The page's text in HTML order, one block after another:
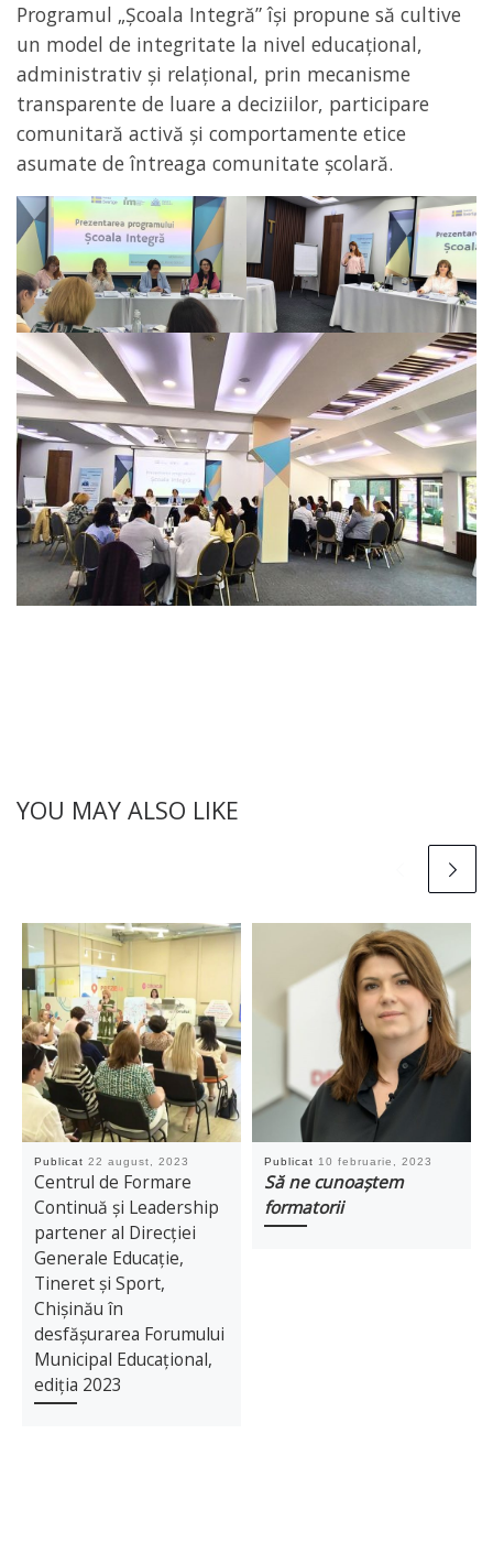
Programul „Școala Integră” își propune să cultive
un model de integritate la nivel educațional,
administrativ și relațional, prin mecanisme
transparente de luare a deciziilor, participare
comunitară activă și comportamente etice
asumate de întreaga comunitate școlară.
YOU MAY ALSO LIKE
Publicat22 august, 2023
Centrul de Formare
Continuă și Leadership
partener al Direcției
Generale Educație,
Tineret și Sport,
Chișinău în
desfășurarea Forumului
Municipal Educațional,
ediția 2023
Publicat 10 februarie, 2023
Să ne cunoaștem
formatorii